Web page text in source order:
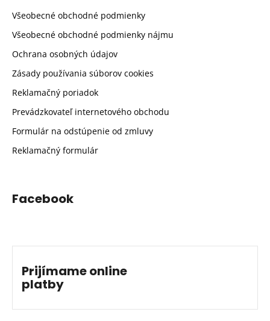
Všeobecné obchodné podmienky
Všeobecné obchodné podmienky nájmu
Ochrana osobných údajov
Zásady používania súborov cookies
Reklamačný poriadok
Prevádzkovateľ internetového obchodu
Formulár na odstúpenie od zmluvy
Reklamačný formulár
Facebook
Prijímame online
platby